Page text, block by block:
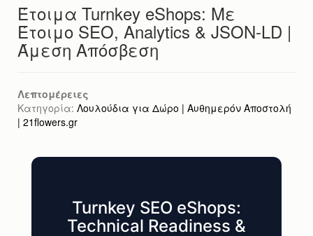
Έτοιμα Turnkey eShops: Με
Έτοιμο SEO, Analytics & JSON-LD |
Άμεση Απόσβεση
Λεπτομέρειες
Κατηγορία: Λουλούδια για Δώρο | Αυθημερόν Αποστολή
| 21flowers.gr
Turnkey SEO eShops:
Technical Readiness &